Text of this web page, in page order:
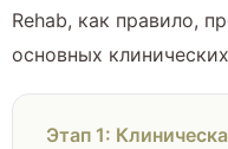
Rehab, как правило,
основных
Этап 1: